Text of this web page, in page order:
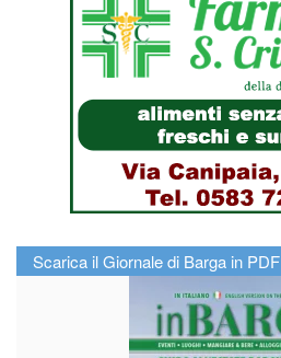
Scarica il Giornale di Barga in PDF